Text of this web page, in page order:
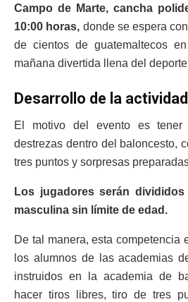
Campo de Marte, cancha
10:00 horas, donde se espera
de cientos de guatemaltecos
mañana divertida llena del
Desarrollo de la actividad
El motivo del evento es tener
destrezas dentro del baloncesto,
tres puntos y sorpresas
Los jugadores serán
masculina sin límite de edad.
De tal manera, esta competencia
los alumnos de las academias
instruidos en la academia de
hacer tiros libres, tiro de tres